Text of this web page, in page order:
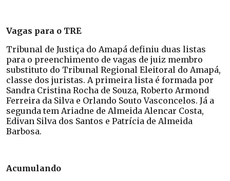
Vagas para o TRE
Tribunal de Justiça do Amapá definiu duas listas
para o preenchimento de vagas de juiz membro
substituto do Tribunal Regional Eleitoral do Amapá,
classe dos juristas. A primeira lista é formada por
Sandra Cristina Rocha de Souza, Roberto Armond
Ferreira da Silva e Orlando Souto Vasconcelos. Já a
segunda tem Ariadne de Almeida Alencar Costa,
Edivan Silva dos Santos e Patrícia de Almeida
Barbosa.
Acumulando